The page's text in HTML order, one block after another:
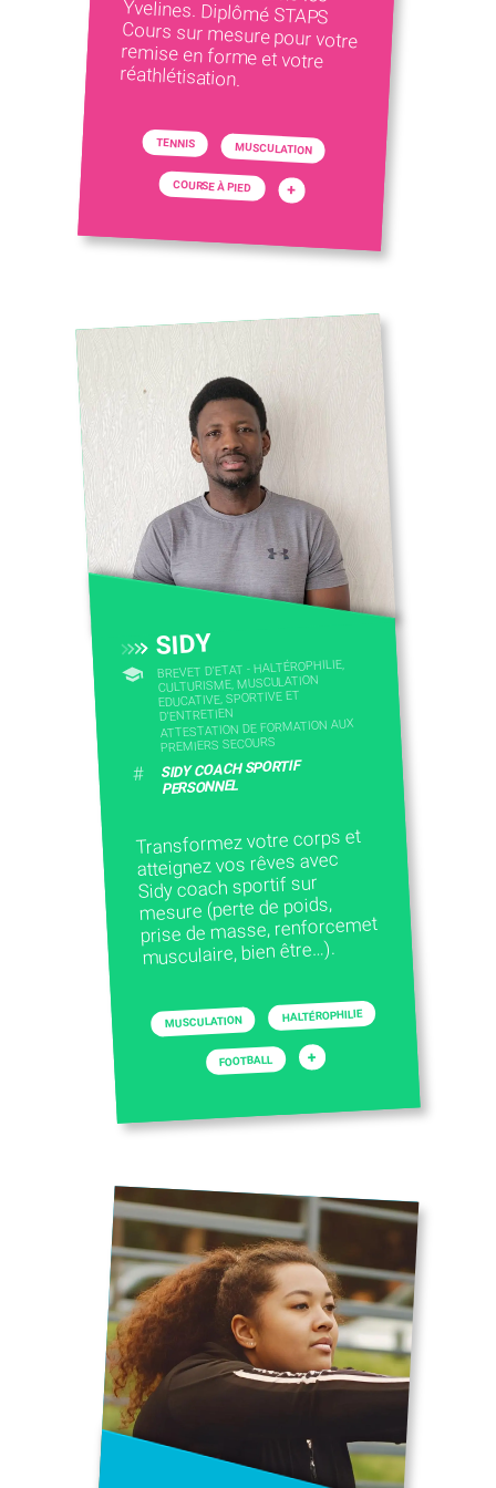
réathlétisation.
TENNIS MUSCULATION
COURSE À PIED +
SIDY
BREVET D'ETAT - HALTÉROPHILIE,
CULTURISME, MUSCULATION
EDUCATIVE, SPORTIVE ET
D'ENTRETIEN
ATTESTATION DE FORMATION AUX
PREMIERS SECOURS
# SIDY COACH SPORTIF
PERSONNEL
Transformez votre corps et
atteignez vos rêves avec
Sidy coach sportif sur
mesure (perte de poids,
prise de masse, renforcemet
musculaire, bien être…).
MUSCULATION HALTÉROPHILIE
FOOTBALL +